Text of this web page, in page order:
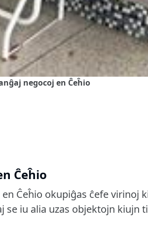
negocoj en Ĉeĥio
Ĉeĥio
Ĉeĥio okupiĝas ĉefe virinoj
se iu alia uzas objektojn kiujn